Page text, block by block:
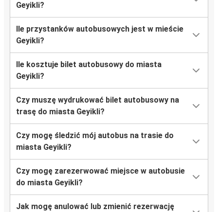
Geyikli?
Ile przystanków autobusowych jest w mieście
Geyikli?
Ile kosztuje bilet autobusowy do miasta
Geyikli?
Czy muszę wydrukować bilet autobusowy na
trasę do miasta Geyikli?
Czy mogę śledzić mój autobus na trasie do
miasta Geyikli?
Czy mogę zarezerwować miejsce w autobusie
do miasta Geyikli?
Jak mogę anulować lub zmienić rezerwację